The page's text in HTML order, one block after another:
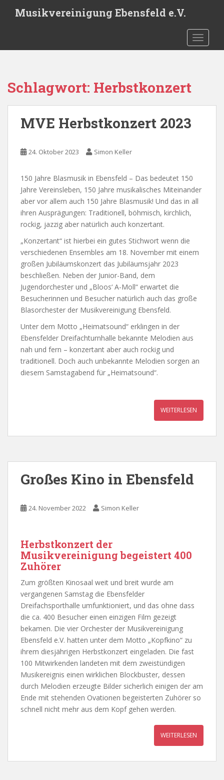
t
Musikvereinigung Ebensfeld e.V.
Schlagwort: Herbstkonzert
MVE Herbstkonzert 2023
24. Oktober 2023 Simon Keller
150 Jahre Blasmusik in Ebensfeld – Das bedeutet 150
Jahre Vereinsleben, 150 Jahre musikalisches Miteinander
aber vor allem auch 150 Jahre Blasmusik! Und das in all
ihren Ausprägungen: Traditionell, böhmisch, kirchlich,
rockig, jazzig aber natürlich auch konzertant.
„Konzertant“ ist hierbei ein gutes Stichwort wenn die
verschiedenen Ensembles am 18. November mit einem
großen Jubiläumskonzert das Jubiläumsjahr 2023
beschließen. Neben der Junior-Band, dem
Jugendorchester und „Bloos‘ A-Moll“ erwartet die
Besucherinnen und Besucher natürlich auch das große
Blasorchester der Musikvereinigung Ebensfeld.
Unter dem Motto „Heimatsound“ erklingen in der
Ebensfelder Dreifachturnhalle bekannte Melodien aus
nah und fern – konzertant aber auch rockig und
traditionell. Doch auch unbekannte Melodien sorgen an
diesem Samstagabend für „Heimatsound“.
WEITERLESEN
Großes Kino in Ebensfeld
24. November 2022 Simon Keller
Herbstkonzert der
Musikvereinigung begeistert 400
Zuhörer
Zum größten Kinosaal weit und breit wurde am
vergangenen Samstag die Ebensfelder
Dreifachsporthalle umfunktioniert, und das ohne dass
die ca. 400 Besucher einen einzigen Film gezeigt
bekamen. Die vier Orchester der Musikvereinigung
Ebensfeld e.V. hatten unter dem Motto „Kopfkino“ zu
ihrem diesjährigen Herbstkonzert eingeladen. Die fast
100 Mitwirkenden landeten mit dem zweistündigen
Musikereignis einen wirklichen Blockbuster, dessen
durch Melodien erzeugte Bilder sicherlich einigen der am
Ende mit stehenden Ovationen begeisterten Zuhörer so
schnell nicht mehr aus dem Kopf gehen werden.
WEITERLESEN